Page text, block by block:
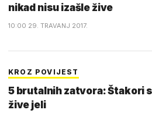
nikad nisu izašle žive
10:00 29. TRAVANJ 2017.
KROZ POVIJEST
5 brutalnih zatvora: Štakori
žive jeli